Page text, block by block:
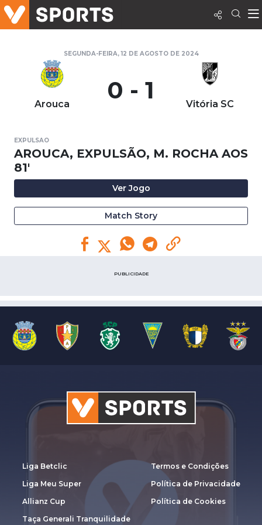
SEGUNDA-FEIRA, 12 DE AGOSTO DE 2024
Arouca 0 - 1 Vitória SC
EXPULSAO
AROUCA, EXPULSÃO, M. ROCHA AOS
81'
Ver Jogo
Match Story
PUBLICIDADE
Liga Betclic
Liga Meu Super
Allianz Cup
Taça Generali Tranquilidade
Termos e Condições
Política de Privacidade
Política de Cookies